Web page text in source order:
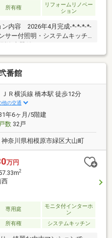
所有権
リフォームリノベー
ション
ン内容 2026年4月完成-*-*-*-*-
サー付照明・システムキッチ
化粧台・洗濯バン・洗濯水
体型トイレ・吊戸棚 ・新規
ング・フロアタイル）・アフ
*-*-*-*-*-*-*-*-*-*-*-*-*-*-*-*-*-*-
番館
ＪＲ横浜線 橋本駅 徒歩12分
他の交通
年6ヶ月/5階建
数32戸
神奈川県相模原市緑区大山町
万円
2
西
専用庭
モニタ付インターホ
ン
所有権 システムキッチン